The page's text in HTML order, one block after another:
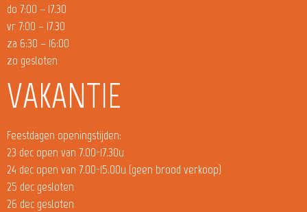
do 7:00 – 17.30
vr 7:00 – 17.30
za 6:30 – 16:00
zo gesloten
VAKANTIE
Feestdagen openingstijden:
23 dec open van 7.00-17.30u
24 dec open van 7.00-15.00u (geen brood verkoop)
25 dec gesloten
26 dec gesloten